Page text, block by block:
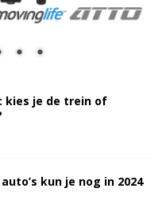
kies je de trein of
kun je nog in 2024